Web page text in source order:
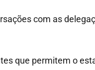
com as
que permitem o